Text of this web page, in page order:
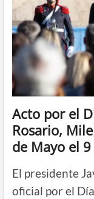
Acto por el
Rosario,
de Mayo el
El presidente
oficial por el